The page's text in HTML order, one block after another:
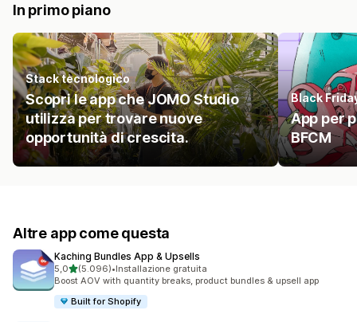
In primo piano
Stack tecnologico
Scopri le app che JOMO Studio
utilizza per trovare nuove
opportunità di crescita.
Black
App per
BFCM
Altre app come questa
Kaching Bundles App & Upsells
5,0stelle su 5
(5.096)
5096 recensioni totali
•Installazione gratuita
Boost AOV with quantity breaks, product bundles & upsell app
Built for Shopify